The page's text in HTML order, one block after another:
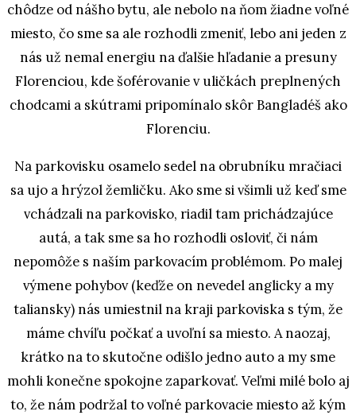
chôdze od nášho bytu, ale nebolo na ňom žiadne voľné
miesto, čo sme sa ale rozhodli zmeniť, lebo ani jeden z
nás už nemal energiu na ďalšie hľadanie a presuny
Florenciou, kde šoférovanie v uličkách preplnených
chodcami a skútrami pripomínalo skôr Bangladéš ako
Florenciu.
Na parkovisku osamelo sedel na obrubníku mračiaci
sa ujo a hrýzol žemličku. Ako sme si všimli už keď sme
vchádzali na parkovisko, riadil tam prichádzajúce
autá, a tak sme sa ho rozhodli osloviť, či nám
nepomôže s naším parkovacím problémom. Po malej
výmene pohybov (keďže on nevedel anglicky a my
taliansky) nás umiestnil na kraji parkoviska s tým, že
máme chvíľu počkať a uvoľní sa miesto. A naozaj,
krátko na to skutočne odišlo jedno auto a my sme
mohli konečne spokojne zaparkovať. Veľmi milé bolo aj
to, že nám podržal to voľné parkovacie miesto až kým